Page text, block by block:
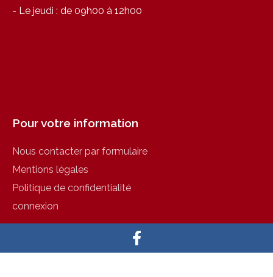
- Le jeudi : de 09h00 à 12h00
Pour votre information
Nous contacter par formulaire
Mentions légales
Politique de confidentialité
connexion